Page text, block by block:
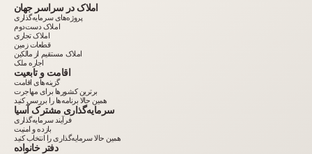
املاک در سراسر جهان
پروژه‌های سرمایه‌گذاری
املاک دست‌دوم
املاک تجاری
قطعات زمین
املاک مستقیم از مالکین
اجاره ملک
اقامت و تابعیت
گزینه‌های اقامت
برترین کشورها برای مهاجرت
همین حالا برنامه‌ها را بررسی کنید
سرمایه‌گذاری مشترک آسیا
فرآیند سرمایه‌گذاری
بازده و امنیت
همین حالا سرمایه‌گذاری را انتخاب کنید
دفتر خانواده